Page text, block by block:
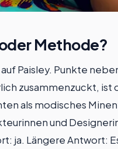
Methode?
Paisley. Punkte
zusammenzuckt, ist
als modisches
und
ja. Längere Antwort: